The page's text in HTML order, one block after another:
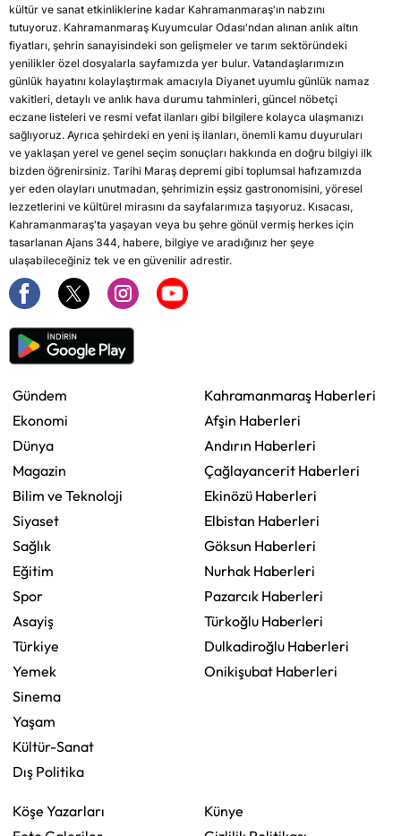
kültür ve sanat etkinliklerine kadar Kahramanmaraş'ın nabzını
tutuyoruz. Kahramanmaraş Kuyumcular Odası'ndan alınan anlık altın
fiyatları, şehrin sanayisindeki son gelişmeler ve tarım sektöründeki
yenilikler özel dosyalarla sayfamızda yer bulur. Vatandaşlarımızın
günlük hayatını kolaylaştırmak amacıyla Diyanet uyumlu günlük namaz
vakitleri, detaylı ve anlık hava durumu tahminleri, güncel nöbetçi
eczane listeleri ve resmi vefat ilanları gibi bilgilere kolayca ulaşmanızı
sağlıyoruz. Ayrıca şehirdeki en yeni iş ilanları, önemli kamu duyuruları
ve yaklaşan yerel ve genel seçim sonuçları hakkında en doğru bilgiyi ilk
bizden öğrenirsiniz. Tarihi Maraş depremi gibi toplumsal hafızamızda
yer eden olayları unutmadan, şehrimizin eşsiz gastronomisini, yöresel
lezzetlerini ve kültürel mirasını da sayfalarımıza taşıyoruz. Kısacası,
Kahramanmaraş'ta yaşayan veya bu şehre gönül vermiş herkes için
tasarlanan Ajans 344, habere, bilgiye ve aradığınız her şeye
ulaşabileceğiniz tek ve en güvenilir adrestir.
Gündem
Ekonomi
Dünya
Magazin
Bilim ve Teknoloji
Siyaset
Sağlık
Eğitim
Spor
Asayiş
Türkiye
Yemek
Sinema
Yaşam
Kültür-Sanat
Dış Politika
Kahramanmaraş Haberleri
Afşin Haberleri
Andırın Haberleri
Çağlayancerit Haberleri
Ekinözü Haberleri
Elbistan Haberleri
Göksun Haberleri
Nurhak Haberleri
Pazarcık Haberleri
Türkoğlu Haberleri
Dulkadiroğlu Haberleri
Onikişubat Haberleri
Köşe Yazarları
Künye